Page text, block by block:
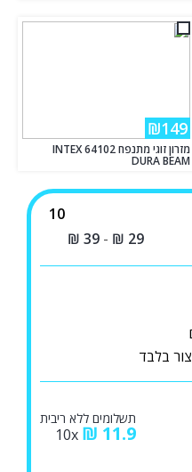
₪149
מזרון זוגי מתנפח INTEX 64102
DURA BEAM
10
₪ 29
-
₪ 39
תשלומים ללא ריבית
₪ 11.9